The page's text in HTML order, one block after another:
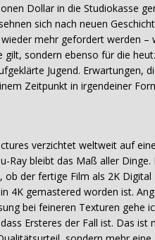
Dollar in die Studiokasse
sich nach neuen
mehr gefordert werden –
gilt, sondern ebenso für die
Jugend. Erwartungen,
Zeitpunkt in irgendeiner
verzichtet weltweit auf
Ray bleibt das Maß aller Dinge.
ob der fertige Film als 2K
4K gemastered worden ist.
bei feineren Texturen gehe
Ersteres der Fall ist. Das ist